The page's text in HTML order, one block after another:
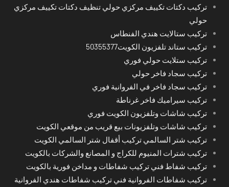
تركيب دكتات تكييف مركزي حولي تنظيف دكتات تكييف مركزي
حولي
تركيب ستالايت هندي الفنطاس
تركيب ستاند تلفزيون الكويت50355377
تركيب ستلايت حولي فوري
تركيب سجاد فاخر حولي
تركيب سجاد فاخر في الفروانية فوري
تركيب سيراميك فاخر غرناطة
تركيب شاشات وتلفزيون الكويت فوري
تركيب شاشات وتلفزيونات بيع قريب من موقعي الكويت
تركيب شتر السالمي تركيب أقفال شتر السالمي الكويت
تركيب شترات المنيوم للكراج و المصانع والشركات بالكويت
تركيب شفاط فني تركيب شفاطات و مداخن فورية بالكويت
تركيب شفاطات الفروانية فني تركيب شفاطات هندي الفروانية